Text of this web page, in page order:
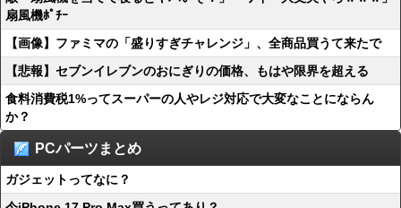
扇風機ﾎﾟﾁｰ
【画像】ファミマの「盛りすぎチャレンジ」、全商品買うて来たで
【悲報】セブンイレブンのおにぎりの価格、もはや限界を超える
食料消費税1%ってスーパーの人やレジ対応で大変なことにならん
か？
PCパーツまとめ
ガジェットってなに？